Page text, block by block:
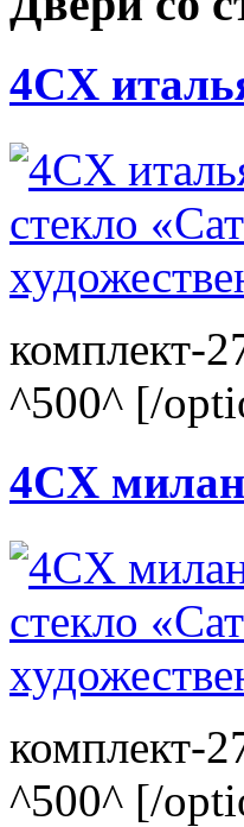
4CХ
комплект-
^500^ [/
4CХ
комплект-
^500^ [/